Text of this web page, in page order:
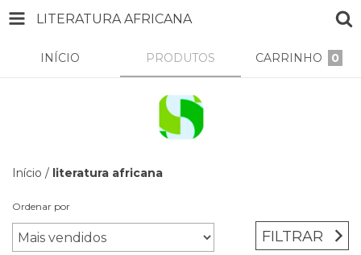
LITERATURA AFRICANA
INÍCIO PRODUTOS CARRINHO 0
Início / literatura africana
Ordenar por
FILTRAR